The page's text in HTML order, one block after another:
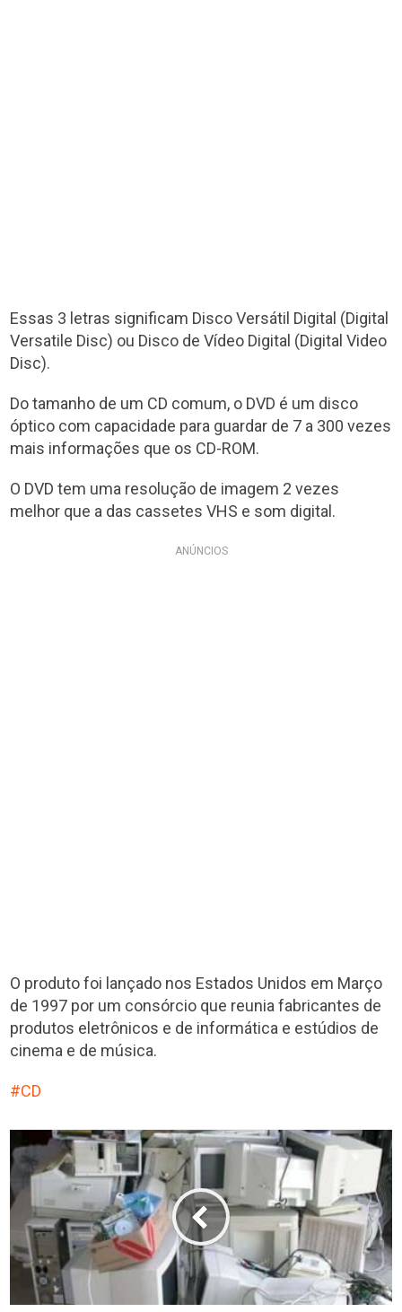
Essas 3 letras significam Disco Versátil Digital (Digital
Versatile Disc) ou Disco de Vídeo Digital (Digital Video
Disc).
Do tamanho de um CD comum, o DVD é um disco
óptico com capacidade para guardar de 7 a 300 vezes
mais informações que os CD-ROM.
O DVD tem uma resolução de imagem 2 vezes
melhor que a das cassetes VHS e som digital.
ANÚNCIOS
O produto foi lançado nos Estados Unidos em Março
de 1997 por um consórcio que reunia fabricantes de
produtos eletrônicos e de informática e estúdios de
cinema e de música.
CD